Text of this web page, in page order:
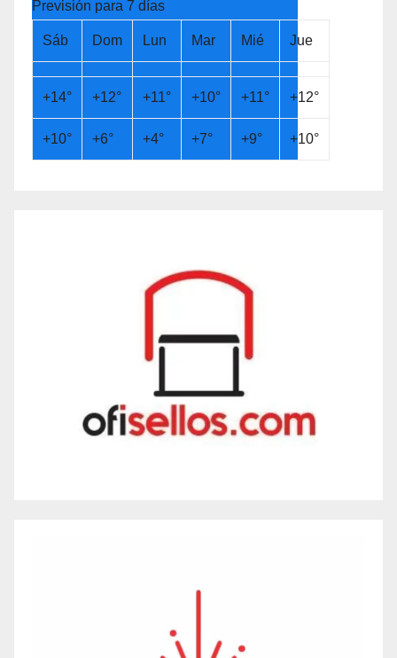
Previsión para 7 días
Sáb Dom Lun Mar Mié Jue
+14° +12° +11° +10° +11° +12°
+10° +6° +4° +7° +9° +10°